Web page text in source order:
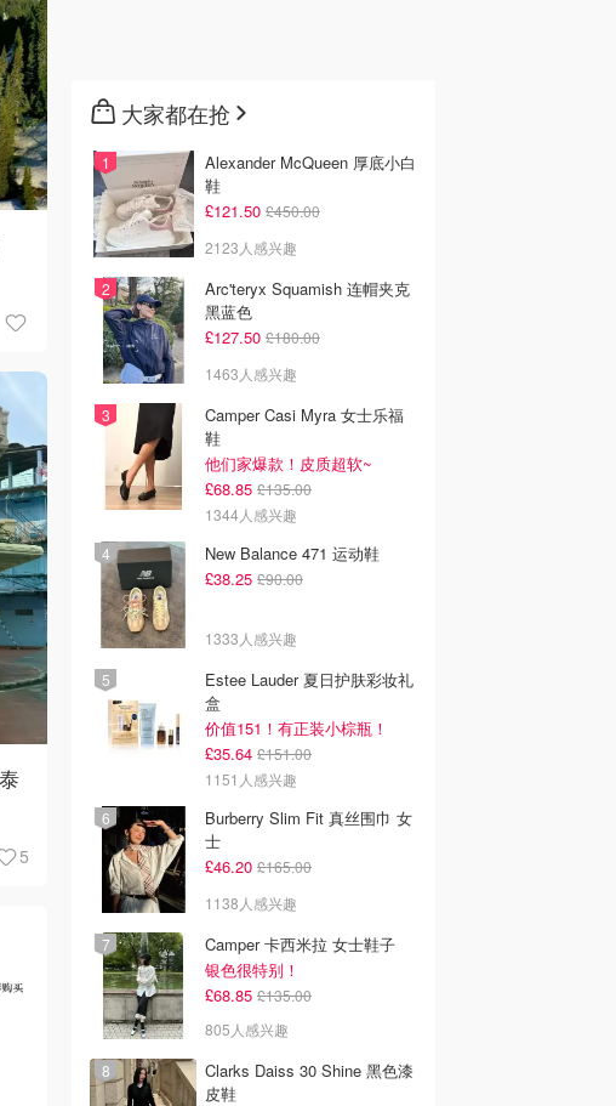
5
大家都在抢
Alexander McQueen 厚底小白
鞋
£121.50 £450.00
2123人感兴趣
Arc'teryx Squamish 连帽夹克
黑蓝色
£127.50 £180.00
1463人感兴趣
Camper Casi Myra 女士乐福
鞋
他们家爆款！皮质超软~
£68.85 £135.00
1344人感兴趣
New Balance 471 运动鞋
£38.25 £90.00
1333人感兴趣
Estee Lauder 夏日护肤彩妆礼
盒
价值151！有正装小棕瓶！
£35.64 £151.00
1151人感兴趣
Burberry Slim Fit 真丝围巾 女
士
£46.20 £165.00
1138人感兴趣
Camper 卡西米拉 女士鞋子
银色很特别！
£68.85 £135.00
805人感兴趣
Clarks Daiss 30 Shine 黑色漆
皮鞋